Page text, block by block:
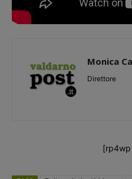
Monica
Direttore